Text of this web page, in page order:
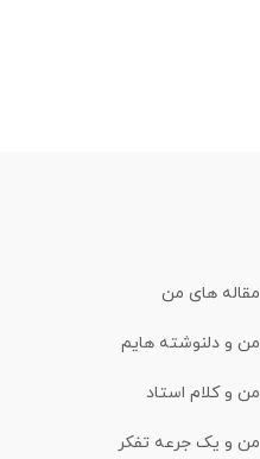
مقاله های من
من و دلنوشته هایم
من و کلام استاد
من و یک جرعه تفکر